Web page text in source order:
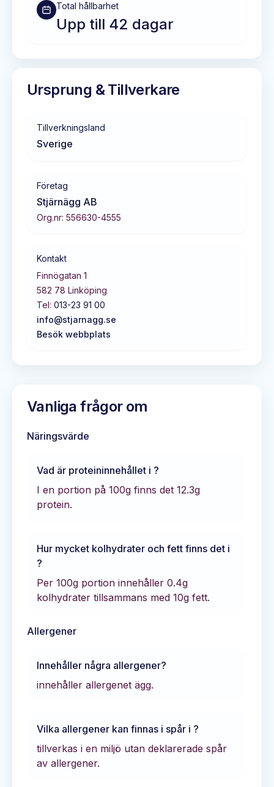
Total hållbarhet
Upp till 42 dagar
Ursprung & Tillverkare
Tillverkningsland
Sverige
Företag
Stjärnägg AB
Org.nr: 556630-4555
Kontakt
Finnögatan 1
582 78 Linköping
Tel: 013-23 91 00
info@stjarnagg.se
Besök webbplats
Vanliga frågor om
Näringsvärde
Vad är proteininnehållet i ?
I en portion på 100g finns det 12.3g
protein.
Hur mycket kolhydrater och fett finns det i
?
Per 100g portion innehåller 0.4g
kolhydrater tillsammans med 10g fett.
Allergener
Innehåller några allergener?
innehåller allergenet ägg.
Vilka allergener kan finnas i spår i ?
tillverkas i en miljö utan deklarerade spår
av allergener.